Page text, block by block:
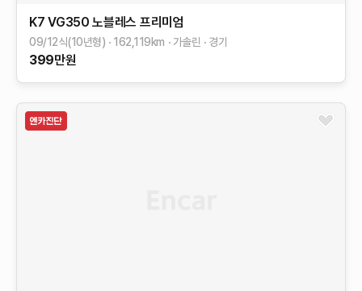
K7 VG350 노블레스 프리미엄
09/12식(10년형) 162,119km 가솔린 경기
399만원